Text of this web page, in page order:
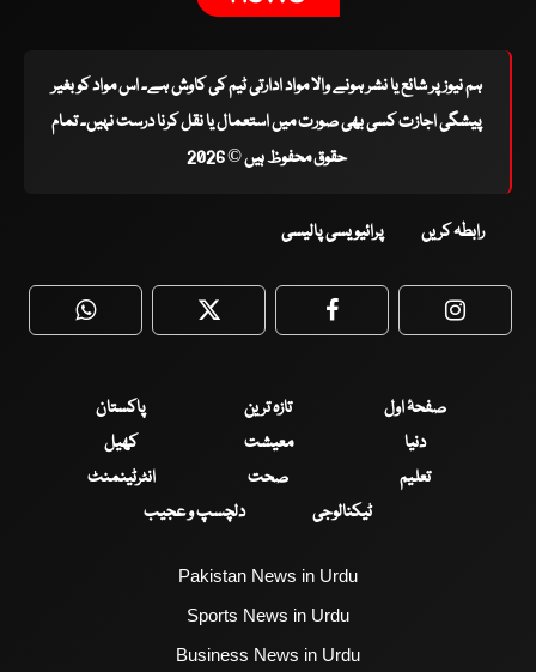
ہم نیوز پر شائع یا نشر ہونے والا مواد ادارتی ٹیم کی کاوش ہے۔ اس مواد کو بغیر
پیشگی اجازت کسی بھی صورت میں استعمال یا نقل کرنا درست نہیں۔ تمام
حقوق محفوظ ہیں © 2026
رابطہ کریں پرائیویسی پالیسی
WhatsApp Twitter Facebook
صفحۂ اول تازہ ترین
پاکستان
دنیا
معیشت
کھیل
تعلیم
صحت
انٹرٹینمنٹ
ٹیکنالوجی
دلچسپ و عجیب
Pakistan News in Urdu
Sports News in Urdu
Business News in Urdu